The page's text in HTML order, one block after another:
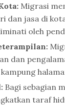
Migrasi
dan jasa di
oleh
dan
Bagi sebagian
taraf